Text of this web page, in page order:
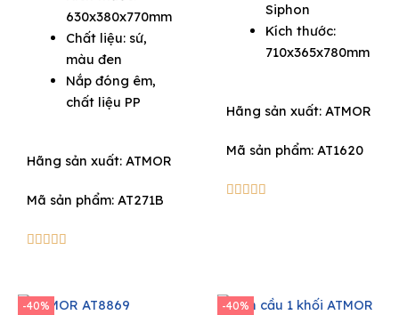
630x380x770mm
Chất liệu: sứ,
màu đen
Nắp đóng êm,
chất liệu PP
Hãng sản xuất: ATMOR
Mã sản phẩm: AT271B
    
9.350.000₫.
Siphon
Kích thước:
710x365x780mm
Hãng sản xuất: ATMOR
Mã sản phẩm: AT1620
    
-40% -40%